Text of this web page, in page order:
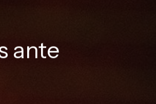
ante